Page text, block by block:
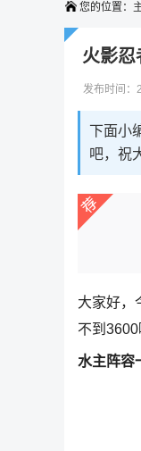
您的位置：
火影忍
发布时间
下面小
吧，祝
大家好，
不到
水主阵容